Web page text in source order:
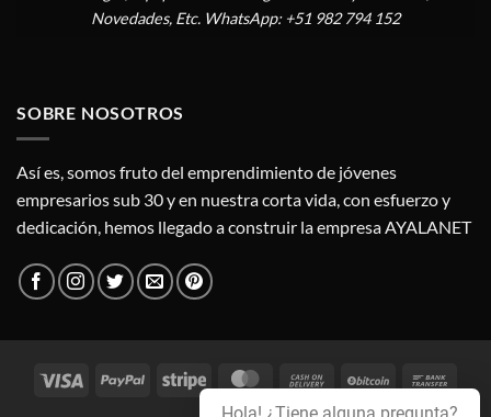
Novedades, Etc. WhatsApp: +51 982 794 152
SOBRE NOSOTROS
Así es, somos fruto del emprendimiento de jóvenes
empresarios sub 30 y en nuestra corta vida, con esfuerzo y
dedicación, hemos llegado a construir la empresa AYALANET
Visa PayPal Stripe MasterCardCash
On
BitCoin